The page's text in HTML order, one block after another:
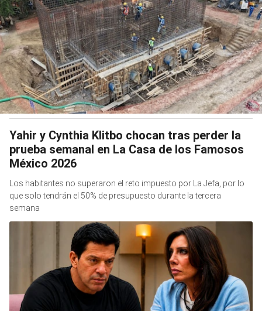
Yahir y Cynthia Klitbo chocan tras perder la
prueba semanal en La Casa de los Famosos
México 2026
Los habitantes no superaron el reto impuesto por La Jefa, por lo
que solo tendrán el 50% de presupuesto durante la tercera
semana